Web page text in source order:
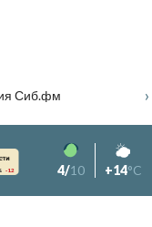
Сиб.фм ›
-1.2 4/10 +14°C